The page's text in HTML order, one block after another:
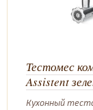
Тестомес
Assistent
Кухонный